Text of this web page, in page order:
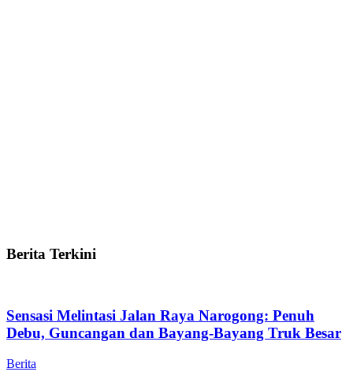
Berita Terkini
Sensasi Melintasi Jalan Raya Narogong: Penuh
Debu, Guncangan dan Bayang-Bayang Truk Besar
Berita